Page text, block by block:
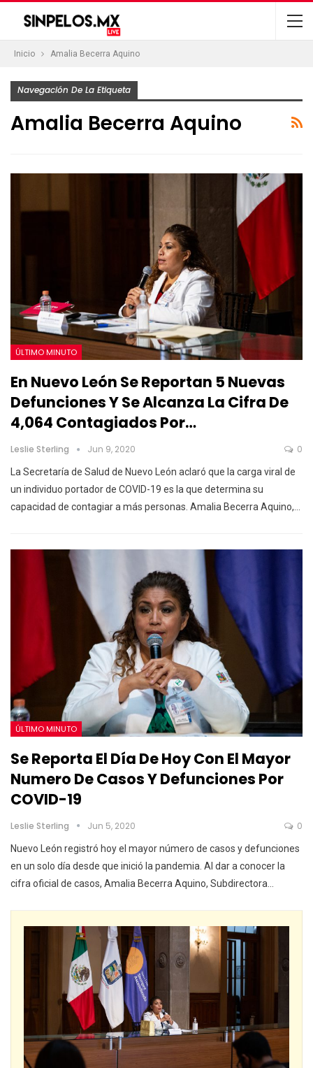
Inicio Amalia Becerra Aquino
Navegación De La Etiqueta
Amalia Becerra Aquino
ÚLTIMO MINUTO
En Nuevo León Se Reportan 5 Nuevas
Defunciones Y Se Alcanza La Cifra De
4,064 Contagiados Por…
Leslie Sterling Jun 9, 2020 0
La Secretaría de Salud de Nuevo León aclaró que la carga viral de
un individuo portador de COVID-19 es la que determina su
capacidad de contagiar a más personas. Amalia Becerra Aquino,…
ÚLTIMO MINUTO
Se Reporta El Día De Hoy Con El Mayor
Numero De Casos Y Defunciones Por
COVID-19
Leslie Sterling Jun 5, 2020 0
Nuevo León registró hoy el mayor número de casos y defunciones
en un solo día desde que inició la pandemia. Al dar a conocer la
cifra oficial de casos, Amalia Becerra Aquino, Subdirectora…